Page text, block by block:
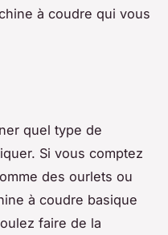
à coudre qui vous
quel type de
Si vous comptez
des ourlets ou
à coudre basique
faire de la